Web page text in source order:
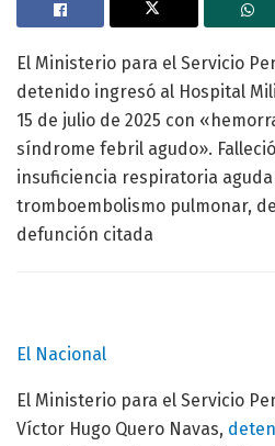
El Ministerio para el Servicio
detenido ingresó al Hospital
15 de julio de 2025 con
síndrome febril agudo».
insuficiencia respiratoria
tromboembolismo pulmonar,
defunción citada
El Nacional
El Ministerio para el Servicio
Víctor Hugo Quero Navas,